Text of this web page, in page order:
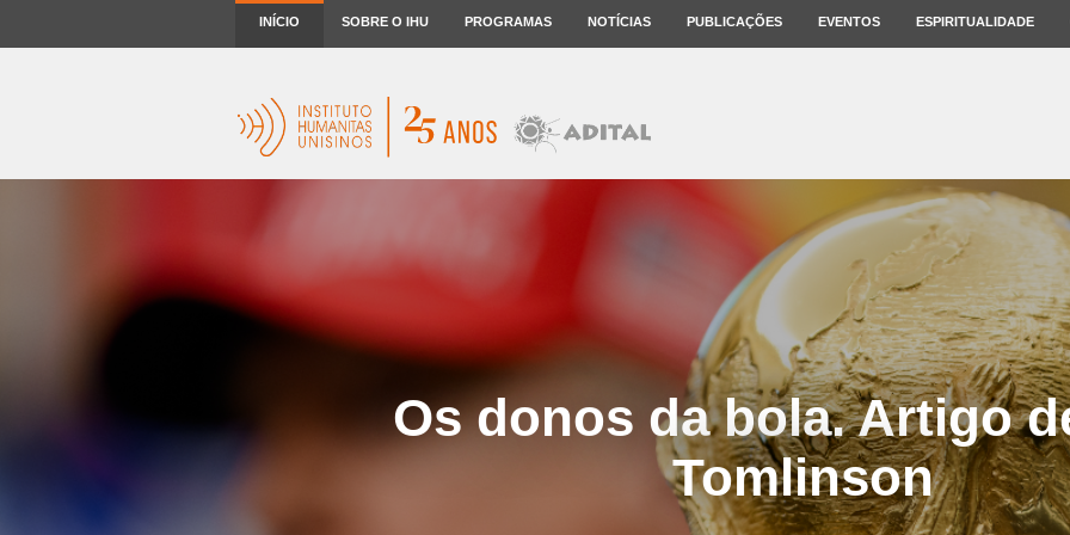
INÍCIO SOBRE O IHU PROGRAMAS NOTÍCIAS PUBLICAÇÕES EVENTOS ESPIRITUALIDADE
Os donos da bola. Artigo
Tomlinson